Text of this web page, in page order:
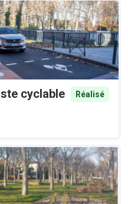
cyclable
Réalisé